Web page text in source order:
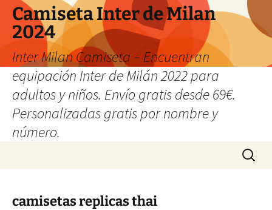
Camiseta Inter de Milan
2024
Inter Milan Camiseta – Encuentran
equipación Inter de Milán 2022 para
adultos y niños. Envío gratis desde 69€.
Personalizadas gratis por nombre y
número.
Buscar:
camisetas replicas thai